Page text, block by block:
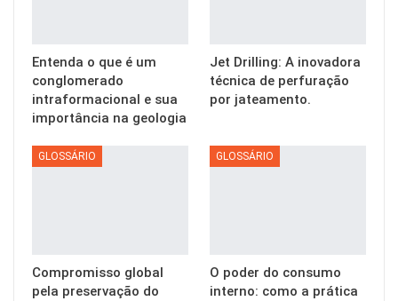
Entenda o que é um
conglomerado
intraformacional e sua
importância na geologia
Jet Drilling: A inovadora
técnica de perfuração
por jateamento.
GLOSSÁRIO
Compromisso global
pela preservação do
GLOSSÁRIO
O poder do consumo
interno: como a prática